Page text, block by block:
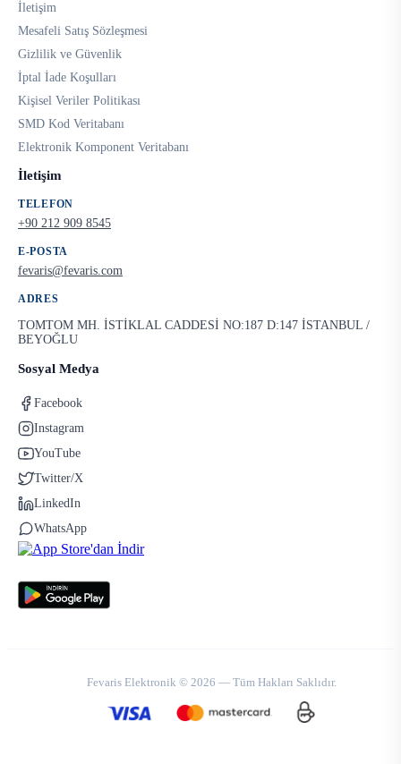
İletişim
Mesafeli Satış Sözleşmesi
Gizlilik ve Güvenlik
İptal İade Koşulları
Kişisel Veriler Politikası
SMD Kod Veritabanı
Elektronik Komponent Veritabanı
İletişim
TELEFON
+90 212 909 8545
E-POSTA
fevaris@fevaris.com
ADRES
TOMTOM MH. İSTİKLAL CADDESİ NO:187 D:147 İSTANBUL /
BEYOĞLU
Sosyal Medya
Facebook
Instagram
YouTube
Twitter/X
LinkedIn
WhatsApp
Fevaris Elektronik © 2026 — Tüm Hakları Saklıdır.